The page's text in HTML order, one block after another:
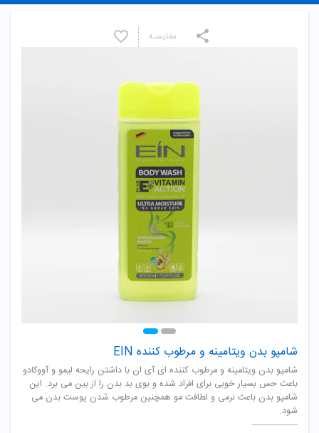
شامپو بدن ویتامینه و مرطوب کننده EIN
شامپو بدن ویتامینه و مرطوب کننده ای آی ان با داشتن رایحه لیمو و آووکادو
باعث حس بسیار خوبی برای افراد شده و بوی بد بدن را از بین می برد. این
شامپو بدن باعث نرمی و لطافت مو همچنین مرطوب شدن پوست بدن می
شود.
مقایسـه